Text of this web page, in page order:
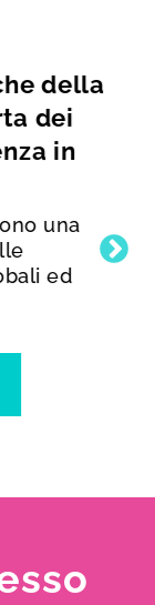
della
dei
in
una
ed